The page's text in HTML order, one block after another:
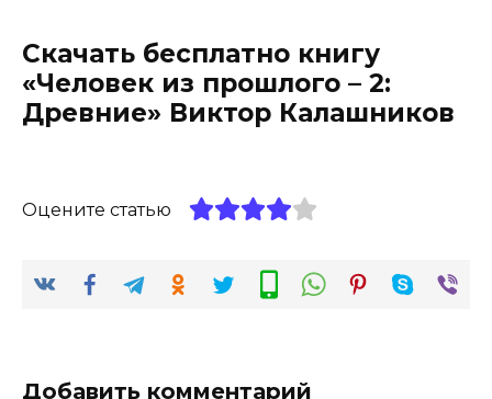
Скачать бесплатно книгу
«Человек из прошлого – 2:
Древние» Виктор Калашников
Оцените статью
Добавить комментарий